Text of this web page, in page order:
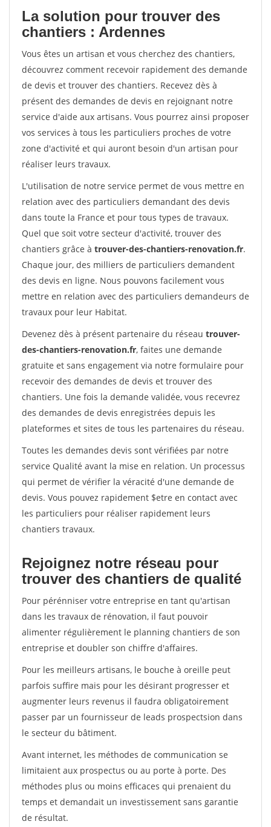
La solution pour trouver des
chantiers : Ardennes
Vous êtes un artisan et vous cherchez des chantiers,
découvrez comment recevoir rapidement des demande
de devis et trouver des chantiers. Recevez dès à
présent des demandes de devis en rejoignant notre
service d'aide aux artisans. Vous pourrez ainsi proposer
vos services à tous les particuliers proches de votre
zone d'activité et qui auront besoin d'un artisan pour
réaliser leurs travaux.
L'utilisation de notre service permet de vous mettre en
relation avec des particuliers demandant des devis
dans toute la France et pour tous types de travaux.
Quel que soit votre secteur d'activité, trouver des
chantiers grâce à trouver-des-chantiers-renovation.fr.
Chaque jour, des milliers de particuliers demandent
des devis en ligne. Nous pouvons facilement vous
mettre en relation avec des particuliers demandeurs de
travaux pour leur Habitat.
Devenez dès à présent partenaire du réseau trouver-
des-chantiers-renovation.fr, faites une demande
gratuite et sans engagement via notre formulaire pour
recevoir des demandes de devis et trouver des
chantiers. Une fois la demande validée, vous recevrez
des demandes de devis enregistrées depuis les
plateformes et sites de tous les partenaires du réseau.
Toutes les demandes devis sont vérifiées par notre
service Qualité avant la mise en relation. Un processus
qui permet de vérifier la véracité d'une demande de
devis. Vous pouvez rapidement $etre en contact avec
les particuliers pour réaliser rapidement leurs
chantiers travaux.
Rejoignez notre réseau pour
trouver des chantiers de qualité
Pour pérénniser votre entreprise en tant qu'artisan
dans les travaux de rénovation, il faut pouvoir
alimenter régulièrement le planning chantiers de son
entreprise et doubler son chiffre d'affaires.
Pour les meilleurs artisans, le bouche à oreille peut
parfois suffire mais pour les désirant progresser et
augmenter leurs revenus il faudra obligatoirement
passer par un fournisseur de leads prospectsion dans
le secteur du bâtiment.
Avant internet, les méthodes de communication se
limitaient aux prospectus ou au porte à porte. Des
méthodes plus ou moins efficaces qui prenaient du
temps et demandait un investissement sans garantie
de résultat.